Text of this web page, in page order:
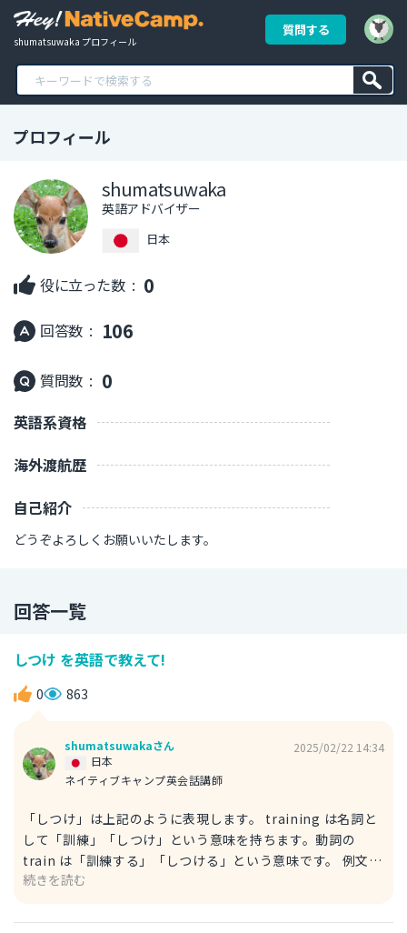
shumatsuwaka プロフィール
質問する
プロフィール
shumatsuwaka
英語アドバイザー
日本
役に立った数 : 0
回答数 : 106
質問数 : 0
英語系資格
海外渡航歴
自己紹介
どうぞよろしくお願いいたします。
回答一覧
しつけ を英語で教えて!
0 863
shumatsuwakaさん
ネイティブキャンプ英会話講師
日本
2025/02/22 14:34
「しつけ」は上記のように表現します。 training は名詞と
して「訓練」「しつけ」という意味を持ちます。動詞の
train は「訓練する」「しつける」という意味です。 例文
We should give our dog proper training. 犬はちゃんと
dog：犬 proper：適切な この例文では、犬に適切な訓練を
続きを読む